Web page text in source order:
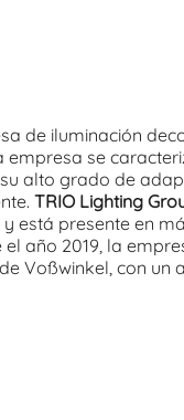
de iluminación
empresa se
alto grado de
TRIO Lighting
está presente en
año 2019, la
Voßwinkel, con un